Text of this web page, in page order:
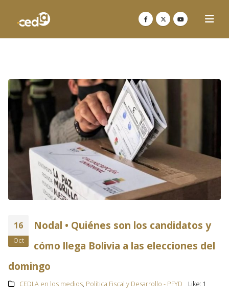
16
Oct
Nodal • Quiénes son los candidatos y
cómo llega Bolivia a las elecciones del
domingo
CEDLA en los medios, Política Fiscal y Desarrollo - PFYD Like: 1